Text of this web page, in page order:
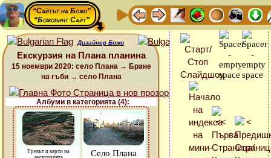
“Сайтът на Божо”
“Божовият Сайт”
Дизайнер Божо
Екскурзия на Плана планина
15 ноември 2020: село Плана → Бране
на гъби → село Плана
Албуми в категорията (4):
Трекът и карти на
Село Плана